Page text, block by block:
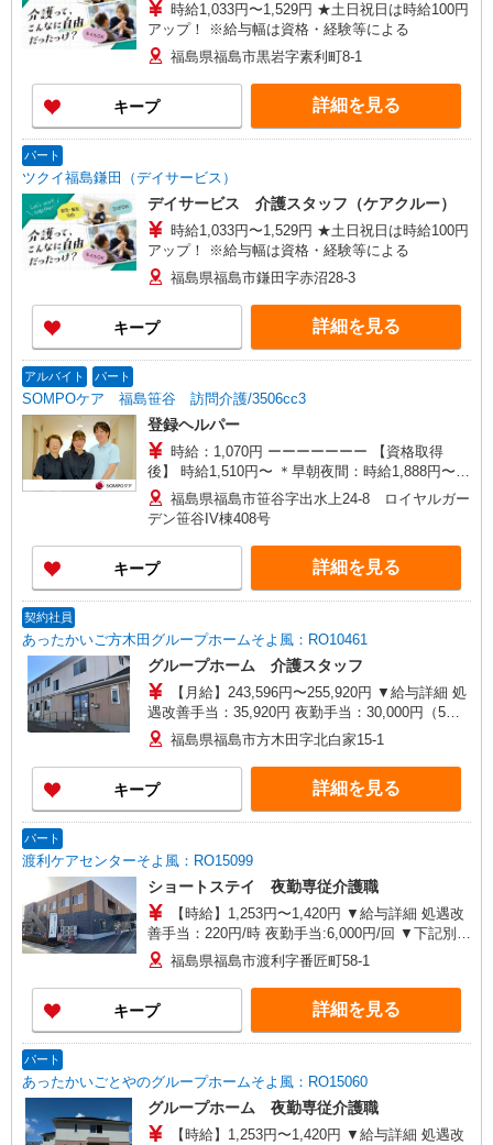
時給1,033円〜1,529円 ★土日祝日は時給100円
アップ！ ※給与幅は資格・経験等による
福島県福島市黒岩字素利町8-1
キープ 詳細を見る
パート
ツクイ福島鎌田（デイサービス）
デイサービス 介護スタッフ（ケアクルー）
時給1,033円〜1,529円 ★土日祝日は時給100円
アップ！ ※給与幅は資格・経験等による
福島県福島市鎌田字赤沼28-3
キープ 詳細を見る
アルバイト パート
SOMPOケア 福島笹谷 訪問介護/3506cc3
登録ヘルパー
時給：1,070円 ーーーーーーー 【資格取得
後】 時給1,510円〜 ＊早朝夜間：時給1,888円〜
＊日曜祝日：時給1,810円〜 ーーーーーーー
福島県福島市笹谷字出水上24-8 ロイヤルガー
デン笹谷IV棟408号
キープ 詳細を見る
契約社員
あったかいご方木田グループホームそよ風：RO10461
グループホーム 介護スタッフ
【月給】243,596円〜255,920円 ▼給与詳細 処
遇改善手当：35,920円 夜勤手当：30,000円（5回
分） ※6回目以降は1回6,000円支給 ▼下記別途支
給 通勤手当 年末年始手当：380円/時 寸志あり：
年2回（6月・12月） ※業績による 特別報酬：平
均26.6万円（最高額109万円） ※2025年6月支給実
績 ※処遇改善手当は試用期間中(3ヶ月)は支給なし
福島県福島市方木田字北白家15-1
キープ 詳細を見る
パート
渡利ケアセンターそよ風：RO15099
ショートステイ 夜勤専従介護職
【時給】1,253円〜1,420円 ▼給与詳細 処遇改
善手当：220円/時 夜勤手当:6,000円/回 ▼下記別途
支給 通勤手当 年末年始手当：380円/時 ※12/300
時〜1/324時 寸志あり：年2回（6月・12月） ※業
績による ※処遇改善手当は試用期間中(3ヶ月)は支
給なし
福島県福島市渡利字番匠町58-1
キープ 詳細を見る
パート
あったかいごとやのグループホームそよ風：RO15060
グループホーム 夜勤専従介護職
【時給】1,253円〜1,420円 ▼給与詳細 処遇改